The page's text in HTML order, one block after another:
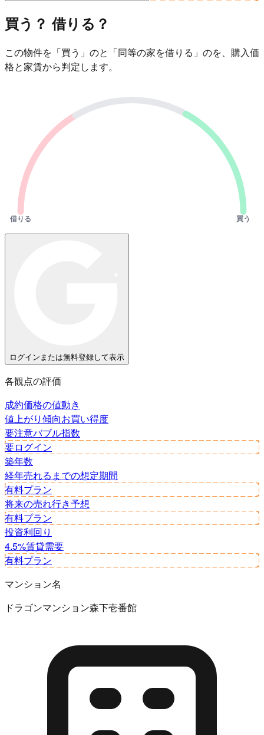
買う？ 借りる？
この物件を「買う」のと「同等の家を借りる」のを、購入価
格と家賃から判定します。
借りる 買う
ログインまたは無料登録して表示
各観点の評価
成約価格の値動き
値上がり傾向お買い得度
要注意バブル指数
要ログイン
築年数
経年売れるまでの想定期間
有料プラン
将来の売れ行き予想
有料プラン
投資利回り
4.5%賃貸需要
有料プラン
マンション名
ドラゴンマンション森下壱番館